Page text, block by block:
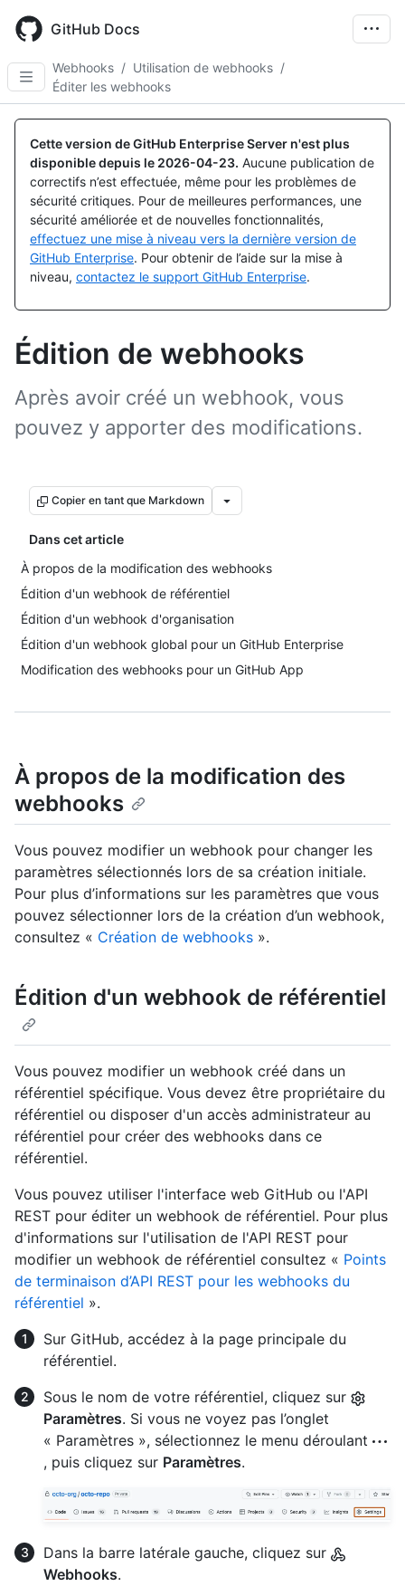
main
content
GitHub Docs
Webhooks / Utilisation de webhooks /
Éditer les webhooks
Cette version de GitHub Enterprise Server n'est plus
disponible depuis le 2026-04-23. Aucune publication de
correctifs n’est effectuée, même pour les problèmes de
sécurité critiques. Pour de meilleures performances, une
sécurité améliorée et de nouvelles fonctionnalités,
effectuez une mise à niveau vers la dernière version de
GitHub Enterprise. Pour obtenir de l’aide sur la mise à
niveau, contactez le support GitHub Enterprise.
Édition de webhooks
Après avoir créé un webhook, vous
pouvez y apporter des modifications.
Copier en tant que Markdown
Dans cet article
À propos de la modification des webhooks
Édition d'un webhook de référentiel
Édition d'un webhook d'organisation
Édition d'un webhook global pour un GitHub Enterprise
Modification des webhooks pour un GitHub App
À propos de la modification des
webhooks
Vous pouvez modifier un webhook pour changer les
paramètres sélectionnés lors de sa création initiale.
Pour plus d’informations sur les paramètres que vous
pouvez sélectionner lors de la création d’un webhook,
consultez « Création de webhooks ».
Édition d'un webhook de référentiel
Vous pouvez modifier un webhook créé dans un
référentiel spécifique. Vous devez être propriétaire du
référentiel ou disposer d'un accès administrateur au
référentiel pour créer des webhooks dans ce
référentiel.
Vous pouvez utiliser l'interface web GitHub ou l'API
REST pour éditer un webhook de référentiel. Pour plus
d'informations sur l'utilisation de l'API REST pour
modifier un webhook de référentiel consultez « Points
de terminaison d’API REST pour les webhooks du
référentiel ».
Sur GitHub, accédez à la page principale du
référentiel.
Sous le nom de votre référentiel, cliquez sur
Paramètres. Si vous ne voyez pas l’onglet
« Paramètres », sélectionnez le menu déroulant
, puis cliquez sur Paramètres.
Dans la barre latérale gauche, cliquez sur
Webhooks.